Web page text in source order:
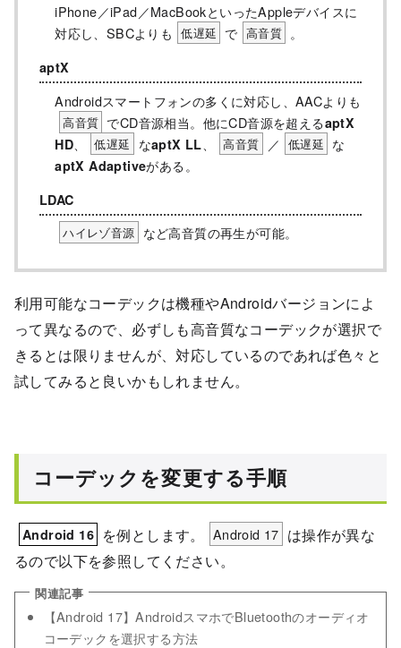
iPhone／iPad／MacBookといったAppleデバイスに
対応し、SBCよりも 低遅延 で 高音質 。
aptX
Androidスマートフォンの多くに対応し、AACよりも
高音質 でCD音源相当。他にCD音源を超えるaptX
HD
低遅延 なaptX LL 高音質 ／ 低遅延 な
aptX Adaptiveがある。
LDAC
ハイレゾ音源 など高音質の再生が可能。
利用可能なコーデックは機種やAndroidバージョンによ
って異なるので、必ずしも高音質なコーデックが選択で
きるとは限りませんが、対応しているのであれば色々と
試してみると良いかもしれません。
コーデックを変更する手順
Android 16 を例とします。 Android 17 は操作が異な
るので以下を参照してください。
【Android 17】AndroidスマホでBluetoothのオーディオ
コーデックを選択する方法